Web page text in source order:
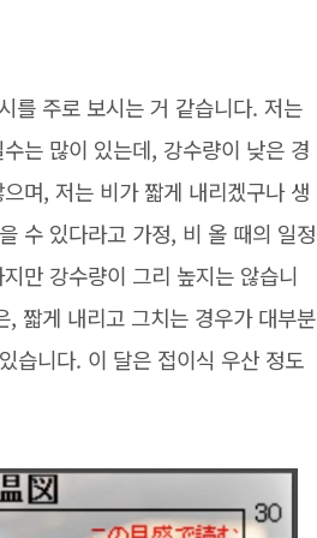
를 주로 보시는 거 같습니다. 저는
는 많이 있는데, 강수량이 낮은 경
며, 저는 비가 짧게 내리겠구나 생
수 있다라고 가정, 비 올 때의 일정
만 강수량이 그리 높지는 않습니
짧게 내리고 그치는 경우가 대부분
습니다. 이 달은 접이식 우산 정도